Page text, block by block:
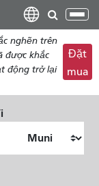
nghẽn trên
được khắc
động trở lại
Đặt
mua